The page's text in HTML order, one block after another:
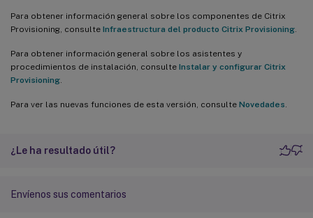
Para obtener información general sobre los componentes de Citrix
Provisioning, consulte Infraestructura del producto Citrix Provisioning
Para obtener información general sobre los asistentes y
procedimientos de instalación, consulte Instalar y configurar Citrix
Provisioning
Para ver las nuevas funciones de esta versión, consulte Novedades
¿Le ha resultado útil?
Envíenos sus comentarios